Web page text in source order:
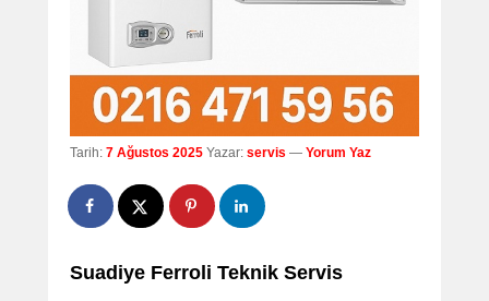
Tarih: 7 Ağustos 2025 Yazar: servis — Yorum Yaz
Suadiye Ferroli Teknik Servis